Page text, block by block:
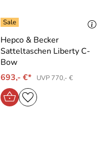
Hepco & Becker
Satteltaschen Liberty C-
Bow
693,- €*
UVP 770,- €